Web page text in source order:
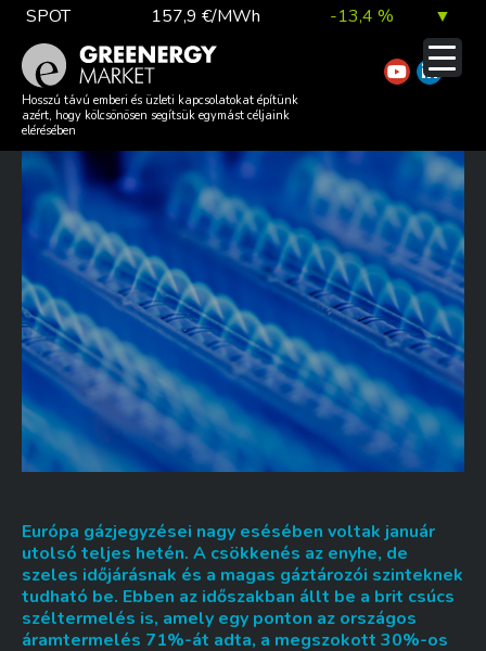
Skip
content
SPOT 157,9 €/MWh -13,4 % ▼
TTF DA 56,1 €/MWh 7,0 % ▲
81,9 €/t 1,0 % ▲
DAX index 26 140,13 0,1 % ▲
EUR árfolyam 363,03 Ft 0,2 % ▲
Hosszú távú emberi és üzleti kapcsolatokat építünk
azért, hogy kölcsönösen segítsük egymást céljaink
elérésében
TOVÁBB ZUHAN A GÁZ ÁRA,
NINCS MEGÁLLÁS
Európa gázjegyzései nagy esésében voltak január
utolsó teljes hetén. A csökkenés az enyhe, de
szeles időjárásnak és a magas gáztározói szinteknek
tudható be. Ebben az időszakban állt be a brit csúcs
széltermelés is, amely egy ponton az országos
áramtermelés 71%-át adta, a megszokott 30%-os